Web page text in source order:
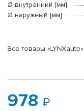
Ø внутренний [мм]
Ø наружный [мм]
Все товары «LYNXauto»
978